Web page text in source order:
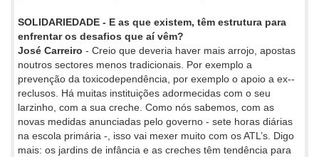
SOLIDARIEDADE - E as que existem, têm estrutura para
enfrentar os desafios que aí vêm?
José Carreiro - Creio que deveria haver mais arrojo, apostas
noutros sectores menos tradicionais. Por exemplo a
prevenção da toxicodependência, por exemplo o apoio a ex--
reclusos. Há muitas instituições adormecidas com o seu
larzinho, com a sua creche. Como nós sabemos, com as
novas medidas anunciadas pelo governo - sete horas diárias
na escola primária -, isso vai mexer muito com os ATL’s. Digo
mais: os jardins de infância e as creches têm tendência para